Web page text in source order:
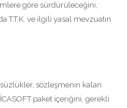
göre sürdürüleceğini,
T.T.K. ve ilgili yasal mevzuatın
sözleşmenin kalan
paket içeriğini, gerekli